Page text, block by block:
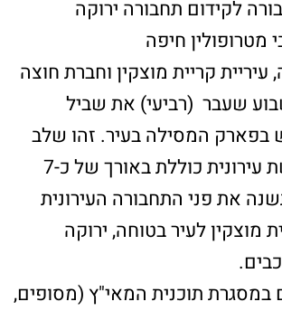
ברחבי הארץ. התוכנית שמה דגש על תשתיות
תחבורה עירוניות ירוקות וחדשניות, במטרה לצמצם
את השימוש ברכב פרטי, להפחית את הגודש
בכבישים ולשפר את איכות האוויר והחיים בערים.
השביל שנחנך היום, שאורכו כקילומטר, מהווה
בסמוך לאזורי מגורים, חינוך, פנאי ותעסוקה.
במסגרת העבודות בוצעו גם עבודות תאורה, גינון,
ריצוף והצבת ריהוט רחוב, להבטחת חוויית רכיבה
בטוחה ונעימה עבור התושבים.
שרת התחבורה והבטיחות בדרכים, תא"ל (במיל')
מירי רגב: "במסגרת חזון התחבורה הירוקה שמוביל
אופניים מתקדמות שיחברו בין שכונות, ערים